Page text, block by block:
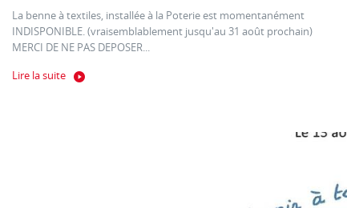
La benne à textiles, installée à la Poterie est momentanément
INDISPONIBLE. (vraisemblablement jusqu'au 31 août prochain)
MERCI DE NE PAS DEPOSER...
Lire la suite